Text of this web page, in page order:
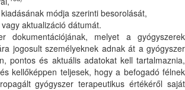
módja szerinti besorolását,
aktualizáció dátumát.
dokumentációjának, melyet a gyógyszerek
jogosult személyeknek adnak át a gyógyszer
pontos és aktuális adatokat kell tartalmaznia,
kellőképpen teljesek, hogy a befogadó félnek
gyógyszer terapeutikus értékéről saját